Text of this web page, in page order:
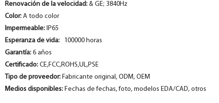
Renovación de la velocidad: & GE; 3840Hz
Color: A todo color
Impermeable: IP65
Esperanza de vida:
100000 horas
Garantía: 6 años
Certificado: CE,FCC,ROHS,UL,PSE
Tipo de proveedor: Fabricante original, ODM, OEM
Medios disponibles: Fechas de fechas, foto, modelos EDA/CAD, otros